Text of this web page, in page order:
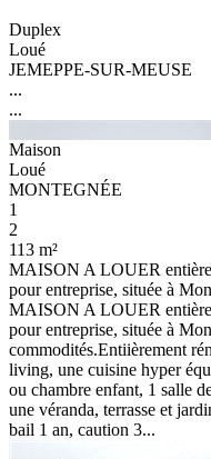
Duplex
Loué
JEMEPPE-SUR-MEUSE
...
...
Maison
Loué
MONTEGNÉE
1
2
113 m²
MAISON A LOUER
pour entreprise, située à
MAISON A LOUER
pour entreprise, située à
commodités.Entiièrement
living, une cuisine hyper
ou chambre enfant, 1 salle
une véranda, terrasse et
bail 1 an, caution 3...